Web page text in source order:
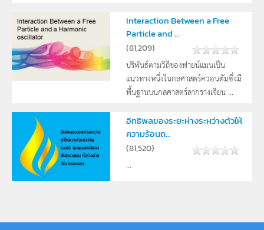
Interaction Between a Free
Particle and ...
(81,209)
ปริพันธ์ตามวิถีของฟายน์แมนเป็น
แนวทางหนึ่งในกลศาสตร์ควอนตัมซึ่งมี
พื้นฐานบนกลศาสตร์ลากรางเจียน ...
อิทธิพลของระยะห่างระหว่างตัวให้
ความร้อนถ...
(81,520)
...